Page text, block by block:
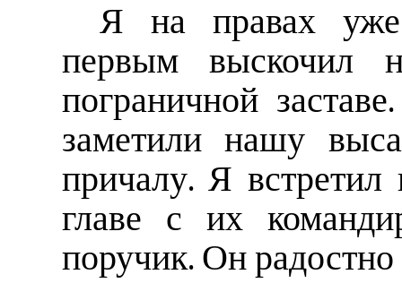
Я на правах
первым выскочил
пограничной
заметили нашу
причалу. Я встретил
главе с их
поручик. Он радостно